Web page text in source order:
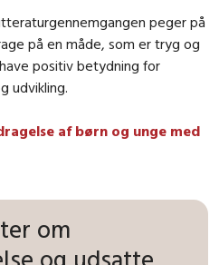
peger på
på en måde, som er tryg og
positiv betydning for
udvikling.
af børn og unge med
om
og udsatte